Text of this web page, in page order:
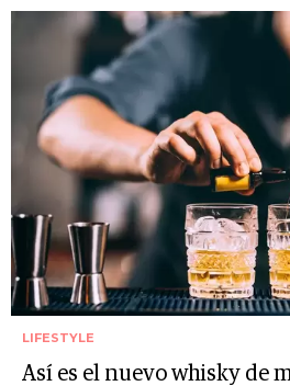
LIFESTYLE
Así es el nuevo whisky de